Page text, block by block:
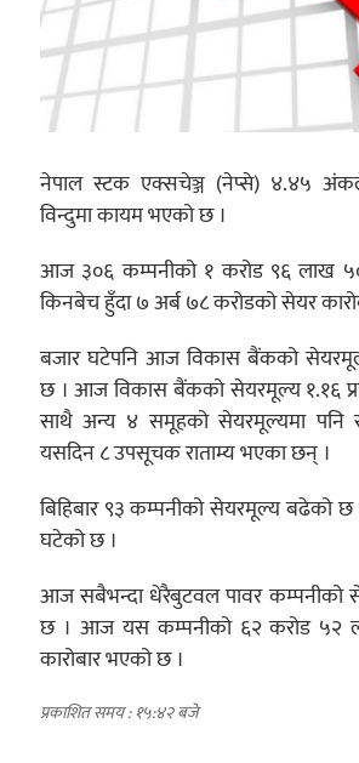
नेपाल स्टक एक्सचेञ्ज (नेप्से) ४.४५
विन्दुमा कायम भएको छ ।
आज ३०६ कम्पनीको १ करोड ९६ लाख
किनबेच हुँदा ७ अर्ब ७८ करोडको सेयर
बजार घटेपनि आज विकास बैंकको
छ । आज विकास बैंकको सेयरमूल्य १.१६
साथै अन्य ४ समूहको सेयरमूल्यमा पनि
यसदिन ८ उपसूचक राताम्य भएका छन् ।
बिहिबार ९३ कम्पनीको सेयरमूल्य बढेको
घटेको छ ।
आज सबैभन्दा धेरैबुटवल पावर कम्पनीको
छ । आज यस कम्पनीको ६२ करोड ५२
कारोबार भएको छ ।
प्रकाशित समय : १५:४२ बजे